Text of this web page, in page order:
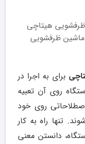
هیتاچی
ظرفشویی
برای به اجرا در
روی آن تعبیه
روی خود
تنها راه به کار
دانستن معنی